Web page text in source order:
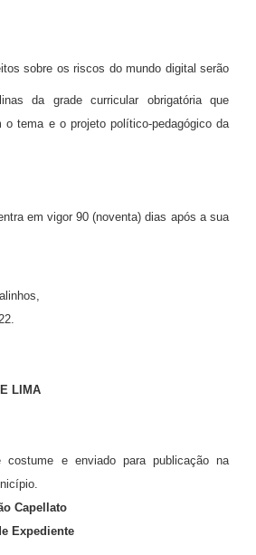
sobre os riscos do mundo digital serão
da grade curricular obrigatória que
o tema e o projeto político-pedagógico da
em vigor 90 (noventa) dias após a sua
LIMA
costume e enviado para publicação na
Capellato
Expediente